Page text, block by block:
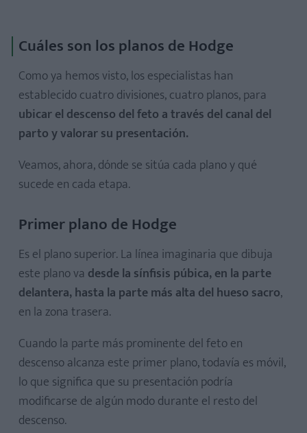
Cuáles son los planos de Hodge
Como ya hemos visto, los especialistas han
establecido cuatro divisiones, cuatro planos, para
ubicar el descenso del feto a través del canal del
parto y valorar su presentación.
Veamos, ahora, dónde se sitúa cada plano y qué
sucede en cada etapa.
Primer plano de Hodge
Es el plano superior. La línea imaginaria que dibuja
este plano va desde la sínfisis púbica, en la parte
delantera, hasta la parte más alta del hueso sacro,
en la zona trasera.
Cuando la parte más prominente del feto en
descenso alcanza este primer plano, todavía es móvil,
lo que significa que su presentación podría
modificarse de algún modo durante el resto del
descenso.